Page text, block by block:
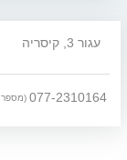
עגור 3, קיסריה
077-2310164 (מספר מקשר)